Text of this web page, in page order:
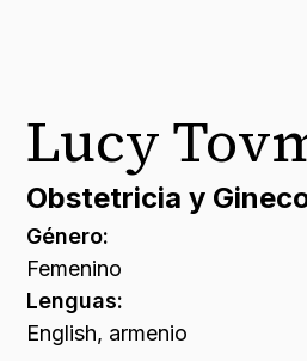
Lucy
Obstetricia y
Género:
Femenino
Lenguas:
English, armenio